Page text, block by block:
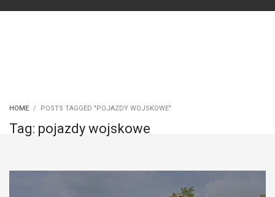
HOME POSTS TAGGED "POJAZDY WOJSKOWE"
Tag: pojazdy wojskowe